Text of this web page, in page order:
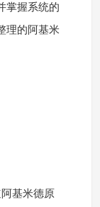
掌握系统的
理的阿基米
基米德原